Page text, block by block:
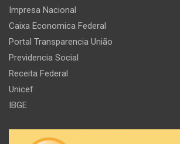
Impresa Nacional
Caixa Economica Federal
Portal Transparencia União
Previdencia Social
Receita Federal
Unicef
IBGE